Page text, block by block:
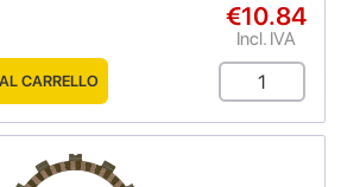
€10.84
Incl. IVA
CARRELLO